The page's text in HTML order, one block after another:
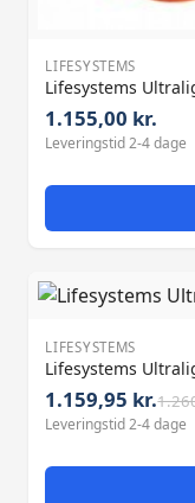
LIFESYSTEMS
Lifesystems
1.155,00 kr.
Leveringstid 2-4 dage
LIFESYSTEMS
Lifesystems
1.159,95 kr.
Leveringstid 2-4 dage